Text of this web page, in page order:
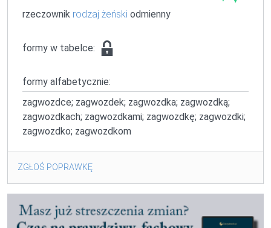
rzeczownik rodzaj żeński odmienny
formy w tabelce:
formy alfabetycznie:
zagwozdce; zagwozdek; zagwozdka; zagwozdką;
zagwozdkach; zagwozdkami; zagwozdkę; zagwozdki;
zagwozdko; zagwozdkom
ZGŁOŚ POPRAWKĘ